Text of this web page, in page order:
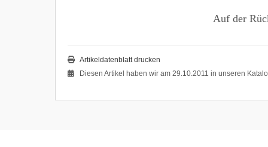
Auf der
Artikeldatenblatt drucken
Diesen Artikel haben wir am 29.10.2011 in unseren